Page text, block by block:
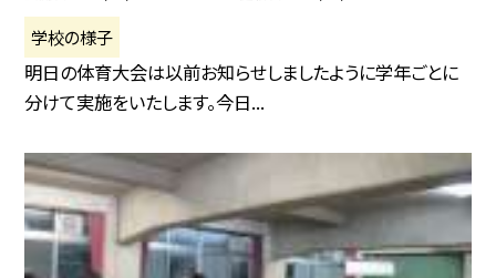
学校の様子
明日の体育大会は以前お知らせしましたように学年ごとに
分けて実施をいたします。今日...